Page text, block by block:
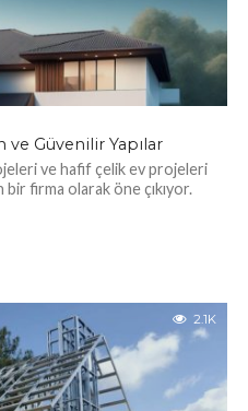
Güvenilir Yapılar
ve hafif çelik ev projeleri
firma olarak öne çıkıyor.
2.1K